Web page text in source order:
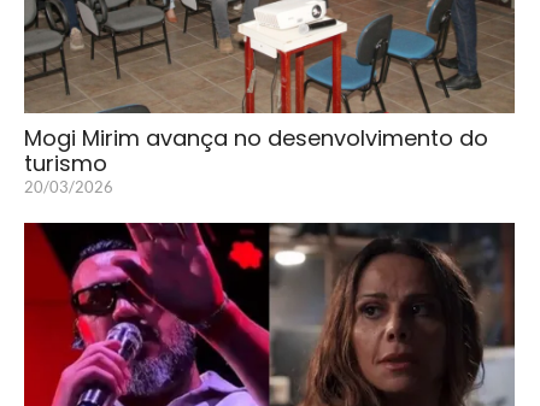
Mogi Mirim avança no desenvolvimento do
turismo
20/03/2026